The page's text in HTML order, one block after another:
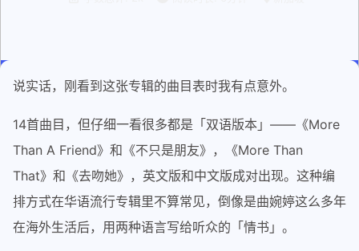
说实话，刚看到这张专辑的曲目表时我有点意外。
14首曲目，但仔细一看很多都是「双语版本」——《More
Than A Friend》和《不只是朋友》，《More Than
That》和《去吻她》，英文版和中文版成对出现。这种编
排方式在华语流行专辑里不算常见，倒像是曲婉婷这么多年
在海外生活后，用两种语言写给听众的「情书」。